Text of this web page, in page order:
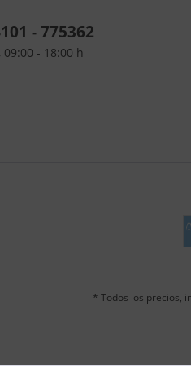
- 775362
09:00 - 18:00 h
* Todos los precios,